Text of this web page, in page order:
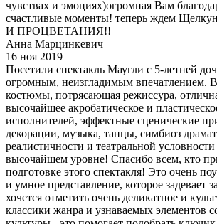
чувствах и эмоциях)огромная Вам
счастливые моменты! теперь ждем
И ПРОЦВЕТАНИЯ!!
Анна Марцинкевич
16 ноя 2019
Посетили спектакль Маугли с 5-летней
огромным, неизгладимым впечатлением.
костюмы, потрясающая режиссура,
высочайшее акробатическое и
исполнителей, эффектные сценические
декорации, музыка, танцы, симбиоз
реалистичности и театральной условности
высочайшем уровне! Спасибо всем, кто
подготовке этого спектакля! Это очень
и умное представление, которое задевает
хочется отметить очень деликатное и
классики жанра и узнаваемых элементов